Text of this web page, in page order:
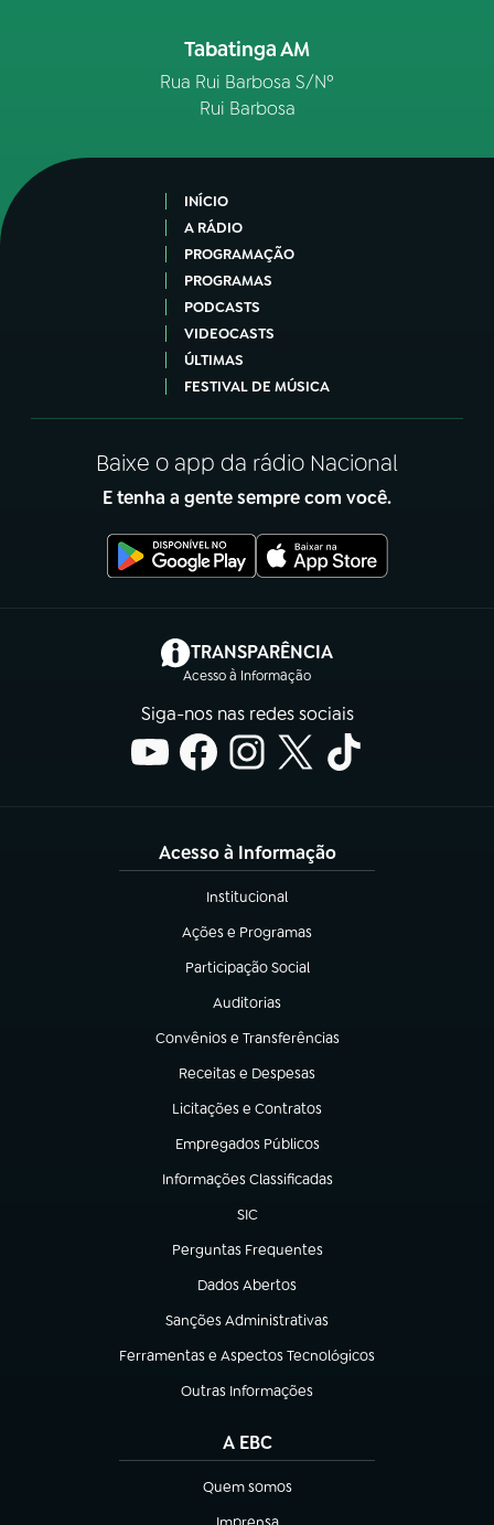
Tabatinga AM
Rua Rui Barbosa S/Nº
Rui Barbosa
INÍCIO
A RÁDIO
PROGRAMAÇÃO
PROGRAMAS
PODCASTS
VIDEOCASTS
ÚLTIMAS
FESTIVAL DE MÚSICA
Baixe o app da rádio Nacional
E tenha a gente sempre com você.
TRANSPARÊNCIA
Acesso à Informação
(abre em nova aba)
Siga-nos nas redes sociais
Acesso à Informação
Institucional
(abre em nova aba)
Ações e Programas
(abre em nova aba)
Participação Social
(abre em nova aba)
Auditorias
(abre em nova aba)
Convênios e Transferências
(abre em nova aba)
Receitas e Despesas
(abre em nova aba)
Licitações e Contratos
(abre em nova aba)
Empregados Públicos
(abre em nova aba)
Informações Classificadas
(abre em nova aba)
SIC
(abre em nova aba)
Perguntas Frequentes
(abre em nova aba)
Dados Abertos
(abre em nova aba)
Sanções Administrativas
(abre em nova aba)
Ferramentas e Aspectos Tecnológicos
(abre em nova aba)
Outras Informações
(abre em nova aba)
A EBC
Quem somos
(abre em nova aba)